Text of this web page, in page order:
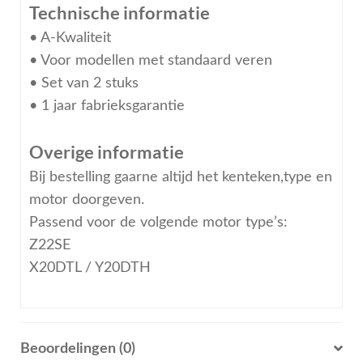
Technische informatie
• A-Kwaliteit
• Voor modellen met standaard veren
• Set van 2 stuks
• 1 jaar fabrieksgarantie
Overige informatie
Bij bestelling gaarne altijd het kenteken,type en
motor doorgeven.
Passend voor de volgende motor type’s:
Z22SE
X20DTL / Y20DTH
Beoordelingen (0)